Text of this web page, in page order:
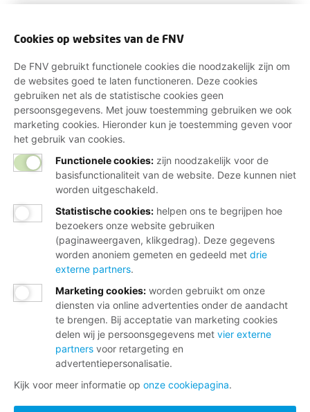
Cookies op websites van de FNV
De FNV gebruikt functionele cookies die noodzakelijk zijn om
de websites goed te laten functioneren. Deze cookies
gebruiken net als de statistische cookies geen
persoonsgegevens. Met jouw toestemming gebruiken we ook
marketing cookies. Hieronder kun je toestemming geven voor
het gebruik van cookies.
Functionele cookies: zijn noodzakelijk voor de
basisfunctionaliteit van de website. Deze kunnen niet
worden uitgeschakeld.
Statistische cookies: helpen ons te begrijpen hoe
bezoekers onze website gebruiken
(paginaweergaven, klikgedrag). Deze gegevens
worden anoniem gemeten en gedeeld met drie
externe partners.
Marketing cookies: worden gebruikt om onze
diensten via online advertenties onder de aandacht
te brengen. Bij acceptatie van marketing cookies
delen wij je persoonsgegevens met vier externe
partners voor retargeting en
advertentiepersonalisatie.
Kijk voor meer informatie op onze cookiepagina.